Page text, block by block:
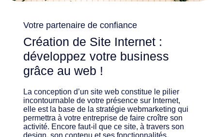
Votre partenaire de confiance
Création de Site Internet :
développez votre business
grâce au web !
La conception d’un site web constitue le pilier
incontournable de votre présence sur Internet,
elle est la base de la stratégie webmarketing qui
permettra à votre entreprise de faire croître son
activité. Encore faut-il que ce site, à travers son
design, son contenu et ses fonctionnalités,